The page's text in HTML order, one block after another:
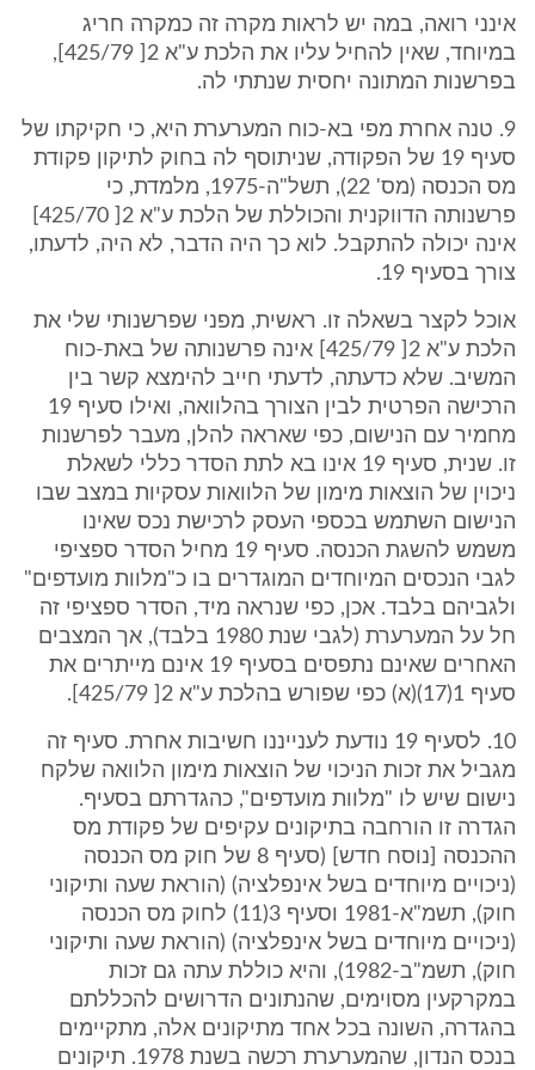
אינני רואה, במה יש לראות מקרה זה כמקרה חריג
במיוחד, שאין להחיל עליו את הלכת ע"א 2[ 425/79],
בפרשנות המתונה יחסית שנתתי לה.
9. טנה אחרת מפי בא-כוח המערערת היא, כי חקיקתו של
סעיף 19 של הפקודה, שניתוסף לה בחוק לתיקון פקודת
מס הכנסה (מס' 22), תשל"ה-1975, מלמדת, כי
אינה יכולה להתקבל. לוא כך היה הדבר, לא היה, לדעתו,
צורך בסעיף 19.
אוכל לקצר בשאלה זו. ראשית, מפני שפרשנותי שלי את
הלכת ע"א 2[ 425/79] אינה פרשנותה של באת-כוח
המשיב. שלא כדעתה, לדעתי חייב להימצא קשר בין
הרכישה הפרטית לבין הצורך בהלוואה, ואילו סעיף 19
מחמיר עם הנישום, כפי שאראה להלן, מעבר לפרשנות
זו. שנית, סעיף 19 אינו בא לתת הסדר כללי לשאלת
ניכוין של הוצאות מימון של הלוואות עסקיות במצב שבו
הנישום השתמש בכספי העסק לרכישת נכס שאינו
משמש להשגת הכנסה. סעיף 19 מחיל הסדר ספציפי
לגבי הנכסים המיוחדים המוגדרים בו כ"מלוות מועדפים"
ולגביהם בלבד. אכן, כפי שנראה מיד, הסדר ספציפי זה
חל על המערערת (לגבי שנת 1980 בלבד), אך המצבים
האחרים שאינם נתפסים בסעיף 19 אינם מייתרים את
סעיף 1(17)(א) כפי שפורש בהלכת ע"א 2[ 425/79].
10. לסעיף 19 נודעת לענייננו חשיבות אחרת. סעיף זה
מגביל את זכות הניכוי של הוצאות מימון הלוואה שלקח
נישום שיש לו "מלוות מועדפים", כהגדרתם בסעיף.
הגדרה זו הורחבה בתיקונים עקיפים של פקודת מס
ההכנסה [נוסח חדש] (סעיף 8 של חוק מס הכנסה
(ניכויים מיוחדים בשל אינפלציה) (הוראת שעה ותיקוני
חוק), תשמ"א-1981 וסעיף 3(11) לחוק מס הכנסה
(ניכויים מיוחדים בשל אינפלציה) (הוראת שעה ותיקוני
חוק), תשמ"ב-1982), והיא כוללת עתה גם זכות
במקרקעין מסוימים, שהנתונים הדרושים להכללתם
בהגדרה, השונה בכל אחד מתיקונים אלה, מתקיימים
בנכס הנדון, שהמערערת רכשה בשנת 1978. תיקונים